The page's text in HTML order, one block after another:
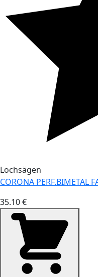
Lochsägen
CORONA PERF.BIMETAL
35.10 €